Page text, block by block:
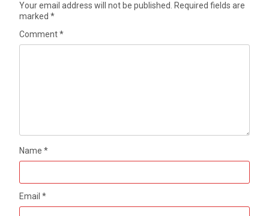
Your email address will not be published.
Required fields are
marked*
Comment*
Name*
Email*